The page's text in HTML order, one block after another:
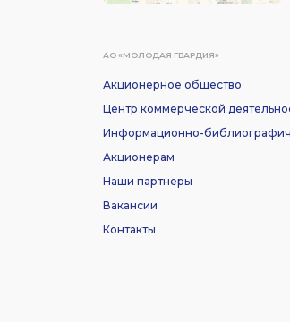
АО «МОЛОДАЯ ГВАРДИЯ»
Акционерное общество
Центр коммерческой
Информационно-
Акционерам
Наши партнеры
Вакансии
Контакты